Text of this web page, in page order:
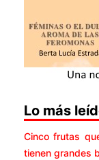
Lo más
Cinco frutas
tienen grandes